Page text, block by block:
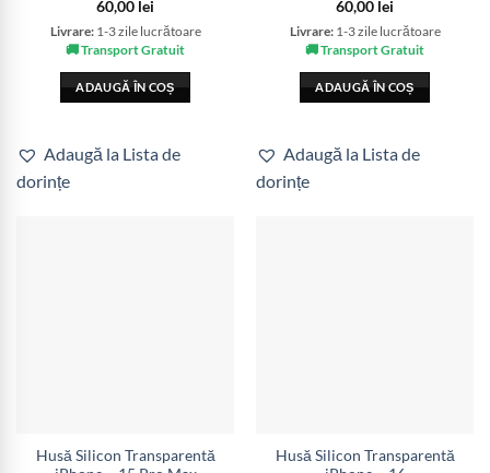
60,00 lei
Livrare:1-3 zile lucrătoare
🚚 Transport Gratuit
ADAUGĂ ÎN COȘ
Adaugă la Lista de
dorințe
60,00 lei
Livrare:1-3 zile lucrătoare
🚚 Transport Gratuit
ADAUGĂ ÎN COȘ
Adaugă la Lista de
dorințe
Husă Silicon Transparentă
Husă Silicon Transparentă